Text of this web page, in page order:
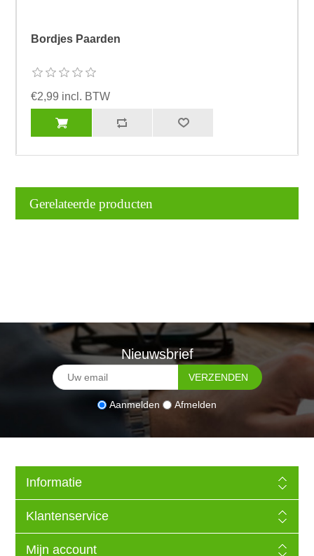
Bordjes Paarden
€2,99 incl. BTW
Gerelateerde producten
Nieuwsbrief
Aanmelden Afmelden
Informatie
Klantenservice
Mijn account